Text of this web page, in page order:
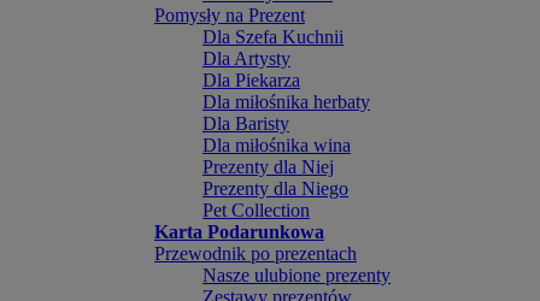
Pomysły na Prezent
Dla Szefa Kuchnii
Dla Artysty
Dla Piekarza
Dla miłośnika herbaty
Dla Baristy
Dla miłośnika wina
Prezenty dla Niej
Prezenty dla Niego
Pet Collection
Karta Podarunkowa
Przewodnik po prezentach
Nasze ulubione prezenty
Zestawy prezentów